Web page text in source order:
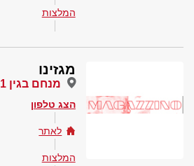
המלצות
מגזינו
מנחם בגין 21, תל אביב
הצג טלפון
לאתר
המלצות